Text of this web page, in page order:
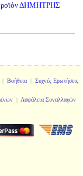
ΔΗΜΗΤΡΗΣ
Βοήθεια| Συχνές Ερωτήσεις
| Ασφάλεια Συναλλαγών